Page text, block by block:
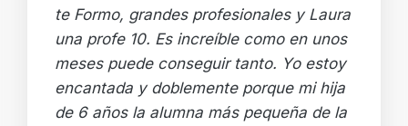
te Formo, grandes profesionales y Laura
una profe 10. Es increíble como en unos
meses puede conseguir tanto. Yo estoy
encantada y doblemente porque mi hija
de 6 años la alumna más pequeña de la